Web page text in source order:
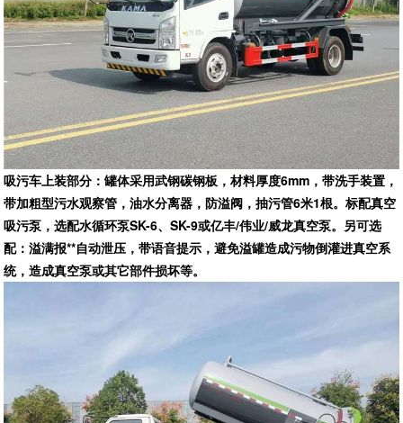
吸污车上装部分：罐体采用武钢碳钢板，材料厚度6mm，带洗手装置，
带加粗型污水观察管，油水分离器，防溢阀，抽污管6米1根。标配真空
吸污泵，选配水循环泵SK-6、SK-9或亿丰/伟业/威龙真空泵。另可选
配：溢满报**自动泄压，带语音提示，避免溢罐造成污物倒灌进真空系
统，造成真空泵或其它部件损坏等。